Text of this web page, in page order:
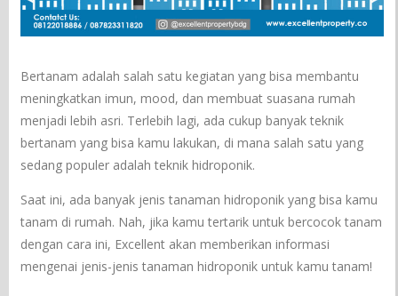
Bertanam adalah salah satu kegiatan yang bisa membantu
meningkatkan imun, mood, dan membuat suasana rumah
menjadi lebih asri. Terlebih lagi, ada cukup banyak teknik
bertanam yang bisa kamu lakukan, di mana salah satu yang
sedang populer adalah teknik hidroponik.
Saat ini, ada banyak jenis tanaman hidroponik yang bisa kamu
tanam di rumah. Nah, jika kamu tertarik untuk bercocok tanam
dengan cara ini, Excellent akan memberikan informasi
mengenai jenis-jenis tanaman hidroponik untuk kamu tanam!